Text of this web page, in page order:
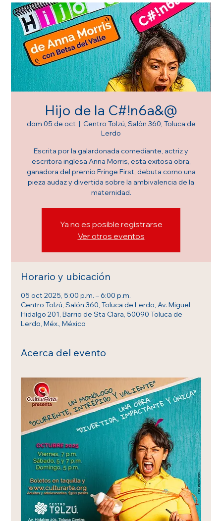
Hijo de la C#!n6a&@
dom 05 de oct
  |
Centro Tolzú, Salón 360, Toluca de
Lerdo
Escrita por la galardonada comediante, actriz y
escritora inglesa Anna Morris, esta exitosa obra,
ganadora del premio Fringe First, debuta como una
pieza audaz y divertida sobre la ambivalencia de la
maternidad.
Ya no es posible registrarse
Ver otros eventos
Horario y ubicación
05 oct 2025, 5:00 p.m. – 6:00 p.m.
Centro Tolzú, Salón 360, Toluca de Lerdo, Av. Miguel
Hidalgo 201, Barrio de Sta Clara, 50090 Toluca de
Lerdo, Méx., México
Acerca del evento